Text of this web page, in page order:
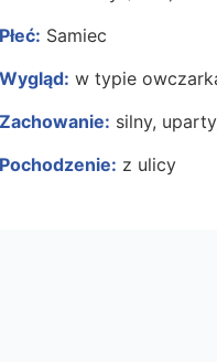
Płeć: Samiec
Wygląd: w typie
Zachowanie: silny,
Pochodzenie: z ulicy